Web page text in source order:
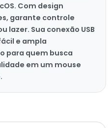
Com design
garante controle
lazer. Sua conexão USB
e ampla
para quem busca
em um mouse